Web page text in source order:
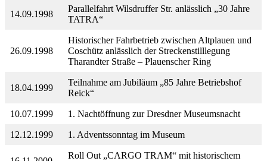
14.09.1998
Parallelfahrt Wilsdruffer Str. anlässlich „30 Jahre
TATRA“
26.09.1998
Historischer Fahrbetrieb zwischen Altplauen und
Coschütz anlässlich der Streckenstilllegung
Tharandter Straße – Plauenscher Ring
18.04.1999
Teilnahme am Jubiläum „85 Jahre Betriebshof
Reick“
10.07.1999 1. Nachtöffnung zur Dresdner Museumsnacht
12.12.1999 1. Adventssonntag im Museum
Roll Out „CARGO TRAM“ mit historischem